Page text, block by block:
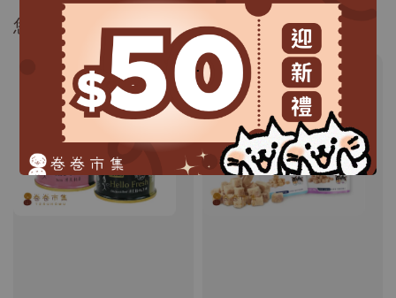
.
您可能還喜歡...